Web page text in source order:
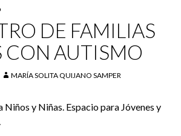
DE FAMILIAS
CON AUTISMO
MARÍA SOLITA QUIJANO SAMPER
Niños y Niñas. Espacio para Jóvenes y